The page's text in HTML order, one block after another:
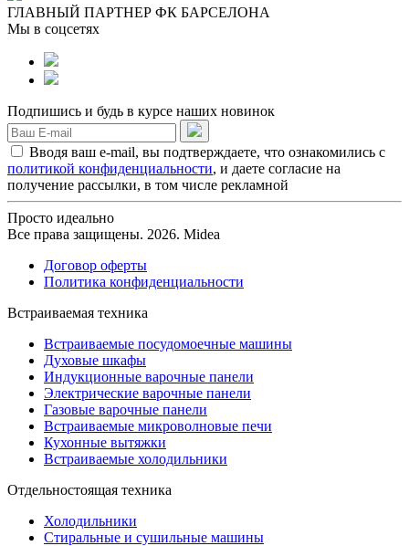
ГЛАВНЫЙ ПАРТНЕР ФК БАРСЕЛОНА
Мы в соцсетях
Подпишись и будь в курсе наших новинок
Вводя ваш e-mail, вы подтверждаете, что ознакомились с
политикой конфиденциальности, и даете согласие на
получение рассылки, в том числе рекламной
Просто идеально
Все права защищены. 2026. Midea
Договор оферты
Политика конфиденциальности
Встраиваемая техника
Встраиваемые посудомоечные машины
Духовые шкафы
Индукционные варочные панели
Электрические варочные панели
Газовые варочные панели
Встраиваемые микроволновые печи
Кухонные вытяжки
Встраиваемые холодильники
Отдельностоящая техника
Холодильники
Стиральные и сушильные машины